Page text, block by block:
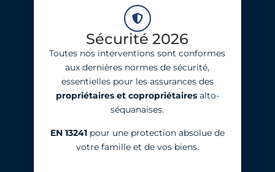
Sécurité 2026
Toutes nos interventions sont conformes
aux dernières normes de sécurité,
essentielles pour les assurances des
propriétaires et copropriétairesalto-
séquanaises.
EN 13241pour une protection absolue de
votre famille et de vos biens.